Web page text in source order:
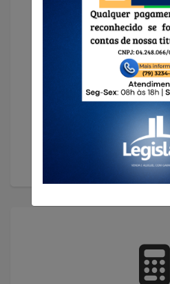
Solicitar
Encontramos o imóvel